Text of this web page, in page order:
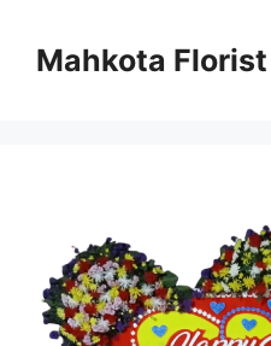
Mahkota Florist